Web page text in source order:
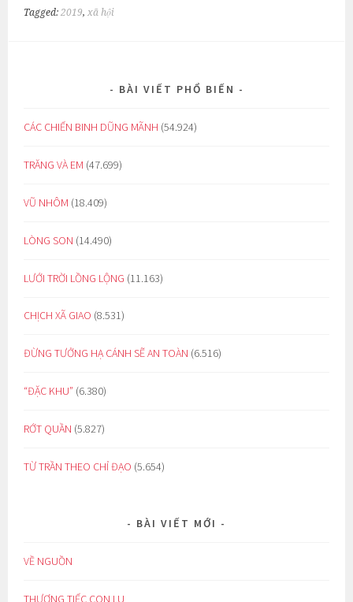
Tagged:2019, xã hội
BÀI VIẾT PHỔ BIẾN
CÁC CHIẾN BINH DŨNG MÃNH (54.924)
TRĂNG VÀ EM (47.699)
VŨ NHÔM (18.409)
LÒNG SON (14.490)
LƯỚI TRỜI LỒNG LỘNG (11.163)
CHỊCH XÃ GIAO (8.531)
ĐỪNG TƯỞNG HẠ CÁNH SẼ AN TOÀN (6.516)
“ĐẶC KHU” (6.380)
RỚT QUẦN (5.827)
TỪ TRẦN THEO CHỈ ĐẠO (5.654)
BÀI VIẾT MỚI
VỀ NGUỒN
THƯƠNG TIẾC CON LU